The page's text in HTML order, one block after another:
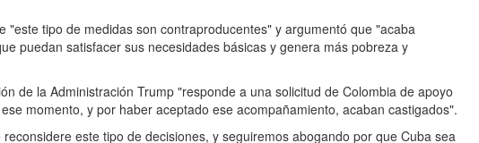
"este tipo de medidas son contraproducentes" y argumentó que "acaba
puedan satisfacer sus necesidades básicas y genera más pobreza y
de la Administración Trump "responde a una solicitud de Colombia de apoyo
momento, y por haber aceptado ese acompañamiento, acaban castigados".
este tipo de decisiones, y seguiremos abogando por que Cuba sea